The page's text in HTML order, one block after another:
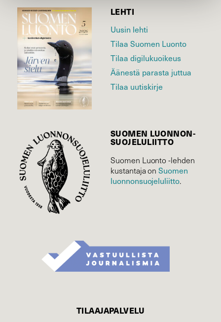
LEHTI
Uusin lehti
Tilaa Suomen Luonto
Tilaa digilukuoikeus
Äänestä parasta juttua
Tilaa uutiskirje
SUOMEN LUONNON­
SUOJELU­LIITTO
Suomen Luonto -lehden
kustantaja onSuomen
luonnonsuojelu­liitto.
TILAAJAPALVELU